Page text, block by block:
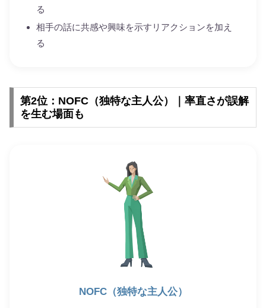
る
相手の話に共感や興味を示すリアクションを加え
る
第2位：NOFC（独特な主人公）｜率直さが誤解
を生む場面も
NOFC（独特な主人公）